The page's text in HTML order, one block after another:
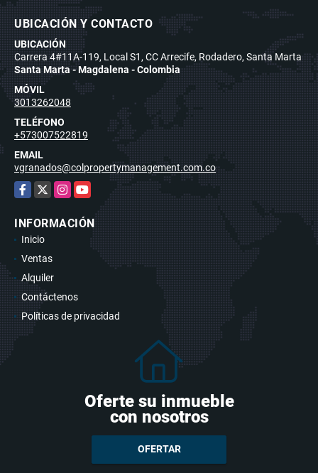
UBICACIÓN Y CONTACTO
UBICACIÓN
Carrera 4#11A-119, Local S1, CC Arrecife, Rodadero, Santa Marta
Santa Marta - Magdalena - Colombia
MÓVIL
3013262048
TELÉFONO
+573007522819
EMAIL
vgranados@colpropertymanagement.com.co
Facebook
X Instagram
YouTube
INFORMACIÓN
Inicio
Ventas
Alquiler
Contáctenos
Políticas de privacidad
Oferte su inmueble
con nosotros
OFERTAR